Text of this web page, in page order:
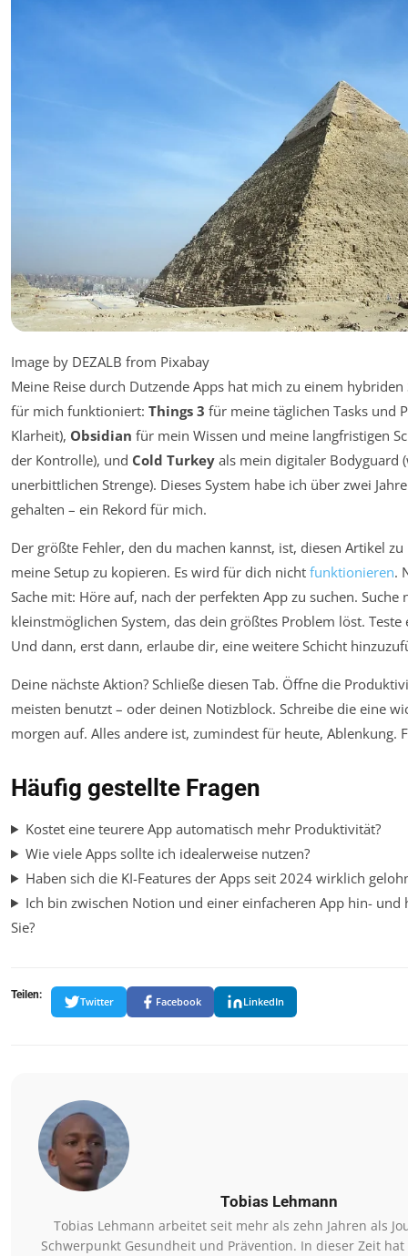
Image by DEZALB from Pixabay
Meine Reise durch Dutzende Apps hat mich zu einem
für mich funktioniert: Things 3 für meine täglichen Tasks und
Klarheit), Obsidian für mein Wissen und meine langfristigen
der Kontrolle), und Cold Turkey als mein digitaler Bodyguard
unerbittlichen Strenge). Dieses System habe ich über zwei
gehalten – ein Rekord für mich.
Der größte Fehler, den du machen kannst, ist, diesen Artikel
meine Setup zu kopieren. Es wird für dich nicht funktionieren.
Sache mit: Höre auf, nach der perfekten App zu suchen. Suche
kleinstmöglichen System, das dein größtes Problem löst. Teste
Und dann, erst dann, erlaube dir, eine weitere Schicht
Deine nächste Aktion? Schließe diesen Tab. Öffne die
meisten benutzt – oder deinen Notizblock. Schreibe die eine
morgen auf. Alles andere ist, zumindest für heute, Ablenkung.
Häufig gestellte Fragen
Kostet eine teurere App automatisch mehr Produktivität?
Wie viele Apps sollte ich idealerweise nutzen?
Haben sich die KI-Features der Apps seit 2024 wirklich
Ich bin zwischen Notion und einer einfacheren App hin- und
Sie?
Teilen:
Twitter Facebook LinkedIn
Tobias Lehmann
Tobias Lehmann arbeitet seit mehr als zehn Jahren als
Schwerpunkt Gesundheit und Prävention. In dieser Zeit